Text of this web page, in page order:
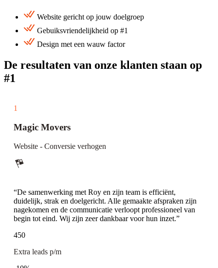
Website gericht op jouw doelgroep
Gebuiksvriendelijkheid op #1
Design met een wauw factor
De resultaten van onze klanten staan op
#1
1
Magic Movers
Website - Conversie verhogen
“De samenwerking met Roy en zijn team is efficiënt,
duidelijk, strak en doelgericht. Alle gemaakte afspraken zijn
nagekomen en de communicatie verloopt professioneel van
begin tot eind. Wij zijn zeer dankbaar voor hun inzet.”
450
Extra leads p/m